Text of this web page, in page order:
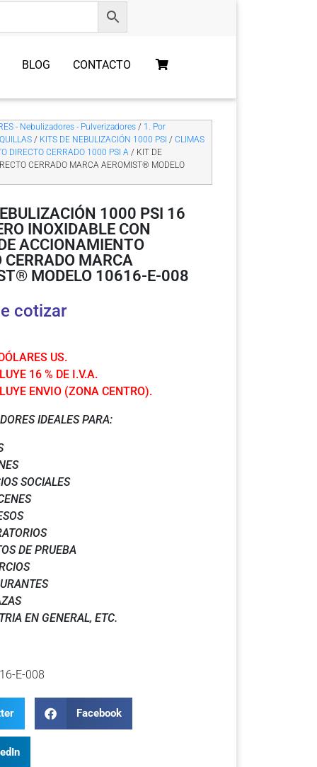
BLOG CONTACTO
- Nebulizadores - Pulverizadores / 1. Por
/ KITS DE NEBULIZACIÓN 1000 PSI /CLIMAS
DIRECTO CERRADO 1000 PSI A / KIT DE
CERRADO MARCA AEROMIST® MODELO
1000 PSI 16
INOXIDABLE CON
ACCIONAMIENTO
CERRADO MARCA
MODELO 10616-E-008
cotizar
US.
16 % DE I.V.A.
ENVIO (ZONA CENTRO).
IDEALES PARA:
SOCIALES
DE PRUEBA
EN GENERAL, ETC.
E-008
Facebook